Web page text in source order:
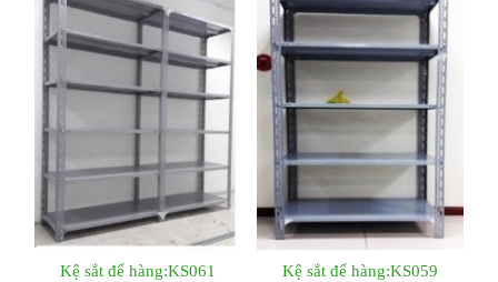
Kệ sắt để hàng:KS061 Kệ sắt để hàng:KS059